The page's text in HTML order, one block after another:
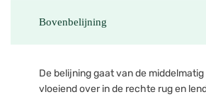
Bovenbelijning
De belijning gaat van de
vloeiend over in de rechte rug en